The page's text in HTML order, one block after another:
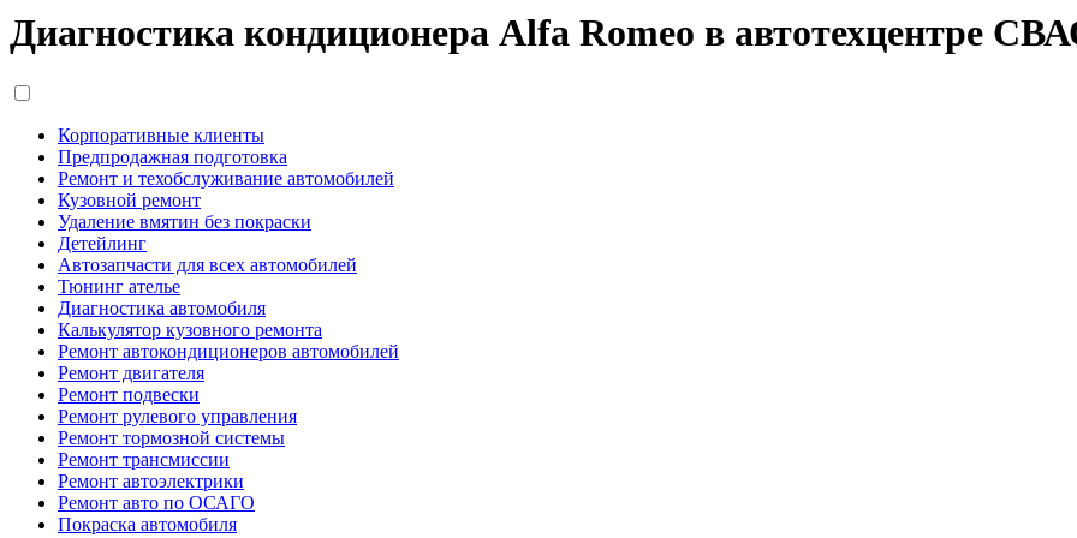
Диагностика кондиционера Alfa Romeo в автотехцентре
Корпоративные клиенты
Предпродажная подготовка
Ремонт и техобслуживание автомобилей
Кузовной ремонт
Удаление вмятин без покраски
Детейлинг
Автозапчасти для всех автомобилей
Тюнинг ателье
Диагностика автомобиля
Калькулятор кузовного ремонта
Ремонт автокондиционеров автомобилей
Ремонт двигателя
Ремонт подвески
Ремонт рулевого управления
Ремонт тормозной системы
Ремонт трансмиссии
Ремонт автоэлектрики
Ремонт авто по ОСАГО
Покраска автомобиля